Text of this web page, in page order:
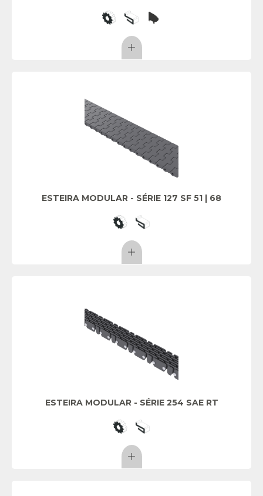
ESTEIRA MODULAR - SÉRIE 127 SF 51 | 68
ESTEIRA MODULAR - SÉRIE 254 SAE RT